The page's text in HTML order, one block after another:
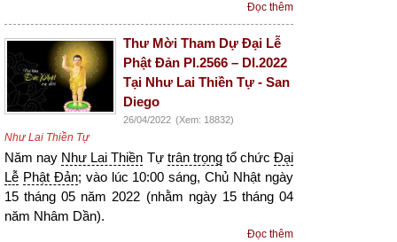
Đọc thêm
Thư Mời Tham Dự Đại Lễ
Phật Đản Pl.2566 – Dl.2022
Tại Như Lai Thiền Tự - San
Diego
26/04/2022 (Xem: 18832)
Như Lai Thiền Tự
Năm nay Như Lai Thiền Tự trân trọngtổ chứcĐại
Lễ Phật Đản; vào lúc 10:00 sáng, Chủ Nhật ngày
15 tháng 05 năm 2022 (nhằm ngày 15 tháng 04
năm Nhâm Dần).
Đọc thêm